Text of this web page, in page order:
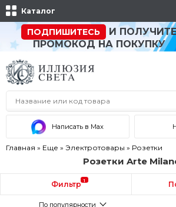
Каталог
ПОДПИШИТЕСЬ
И ПОЛУЧИТЕ
ПРОМОКОД НА ПОКУПКУ
Написать в Max
Главная » Еще » Электротовары » Розетки
Розетки Arte
Фильтр 1
По популярности